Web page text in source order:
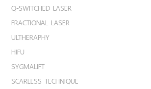
Q-SWITCHED LASER
FRACTIONAL LASER
ULTHERAPHY
HIFU
SYGMALIFT
SCARLESS TECHNIQUE